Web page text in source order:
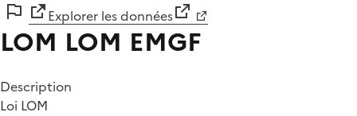
Explorer les données
LOM LOM EMGF
Description
Loi LOM